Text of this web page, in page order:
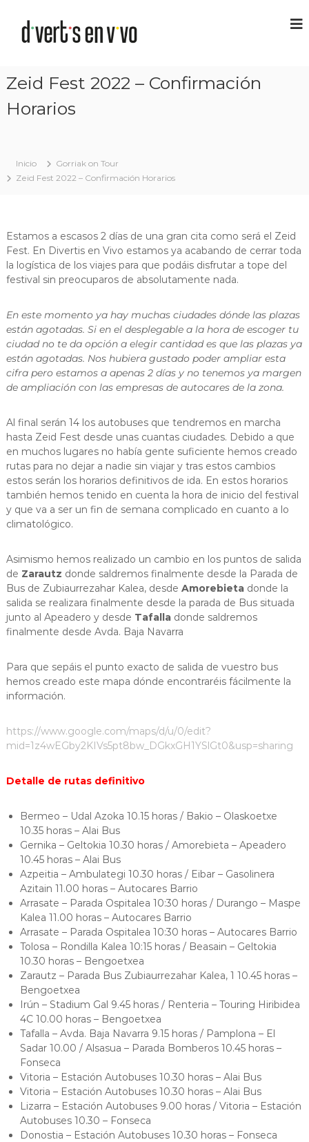
Zeid Fest 2022 – Confirmación
Horarios
Inicio
Gorriak on Tour
Zeid Fest 2022 – Confirmación Horarios
Estamos a escasos 2 días de una gran cita como será el Zeid
Fest. En Divertis en Vivo estamos ya acabando de cerrar toda
la logística de los viajes para que podáis disfrutar a tope del
festival sin preocuparos de absolutamente nada.
En este momento ya hay muchas ciudades dónde las plazas
están agotadas. Si en el desplegable a la hora de escoger tu
ciudad no te da opción a elegir cantidad es que las plazas ya
están agotadas. Nos hubiera gustado poder ampliar esta
cifra pero estamos a apenas 2 días y no tenemos ya margen
de ampliación con las empresas de autocares de la zona.
Al final serán 14 los autobuses que tendremos en marcha
hasta Zeid Fest desde unas cuantas ciudades. Debido a que
en muchos lugares no había gente suficiente hemos creado
rutas para no dejar a nadie sin viajar y tras estos cambios
estos serán los horarios definitivos de ida. En estos horarios
también hemos tenido en cuenta la hora de inicio del festival
y que va a ser un fin de semana complicado en cuanto a lo
climatológico.
Asimismo hemos realizado un cambio en los puntos de salida
de Zarautz donde saldremos finalmente desde la Parada de
Bus de Zubiaurrezahar Kalea, desde Amorebietadonde la
salida se realizara finalmente desde la parada de Bus situada
junto al Apeadero y desde Tafalladonde saldremos
finalmente desde Avda. Baja Navarra
Para que sepáis el punto exacto de salida de vuestro bus
hemos creado este mapa dónde encontraréis fácilmente la
información.
https://www.google.com/maps/d/u/0/edit?
mid=1z4wEGby2KIVs5pt8bw_DGkxGH1YSlGt0&usp=sharing
Detalle de rutas definitivo
Bermeo – Udal Azoka 10.15 horas / Bakio – Olaskoetxe
10.35 horas – Alai Bus
Gernika – Geltokia 10.30 horas / Amorebieta – Apeadero
10.45 horas – Alai Bus
Azpeitia – Ambulategi 10.30 horas / Eibar – Gasolinera
Azitain 11.00 horas – Autocares Barrio
Arrasate – Parada Ospitalea 10:30 horas / Durango – Maspe
Kalea 11.00 horas – Autocares Barrio
Arrasate – Parada Ospitalea 10:30 horas – Autocares Barrio
Tolosa – Rondilla Kalea 10:15 horas / Beasain – Geltokia
10.30 horas – Bengoetxea
Zarautz – Parada Bus Zubiaurrezahar Kalea, 1 10.45 horas –
Bengoetxea
Irún – Stadium Gal 9.45 horas / Renteria – Touring Hiribidea
4C 10.00 horas – Bengoetxea
Tafalla – Avda. Baja Navarra 9.15 horas / Pamplona – El
Sadar 10.00 / Alsasua – Parada Bomberos 10.45 horas –
Fonseca
Vitoria – Estación Autobuses 10.30 horas – Alai Bus
Vitoria – Estación Autobuses 10.30 horas – Alai Bus
Lizarra – Estación Autobuses 9.00 horas / Vitoria – Estación
Autobuses 10.30 – Fonseca
Donostia – Estación Autobuses 10.30 horas – Fonseca